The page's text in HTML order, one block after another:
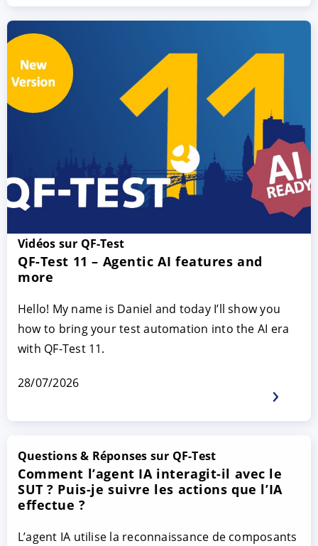
Vidéos sur QF-Test
QF-Test 11 – Agentic AI features and
more
Hello! My name is Daniel and today I’ll show you
how to bring your test automation into the AI era
with QF-Test 11.
28/07/2026
Questions & Réponses sur QF-Test
Comment l’agent IA interagit-il avec le
SUT ? Puis-je suivre les actions que l’IA
effectue ?
L’agent IA utilise la reconnaissance de composants